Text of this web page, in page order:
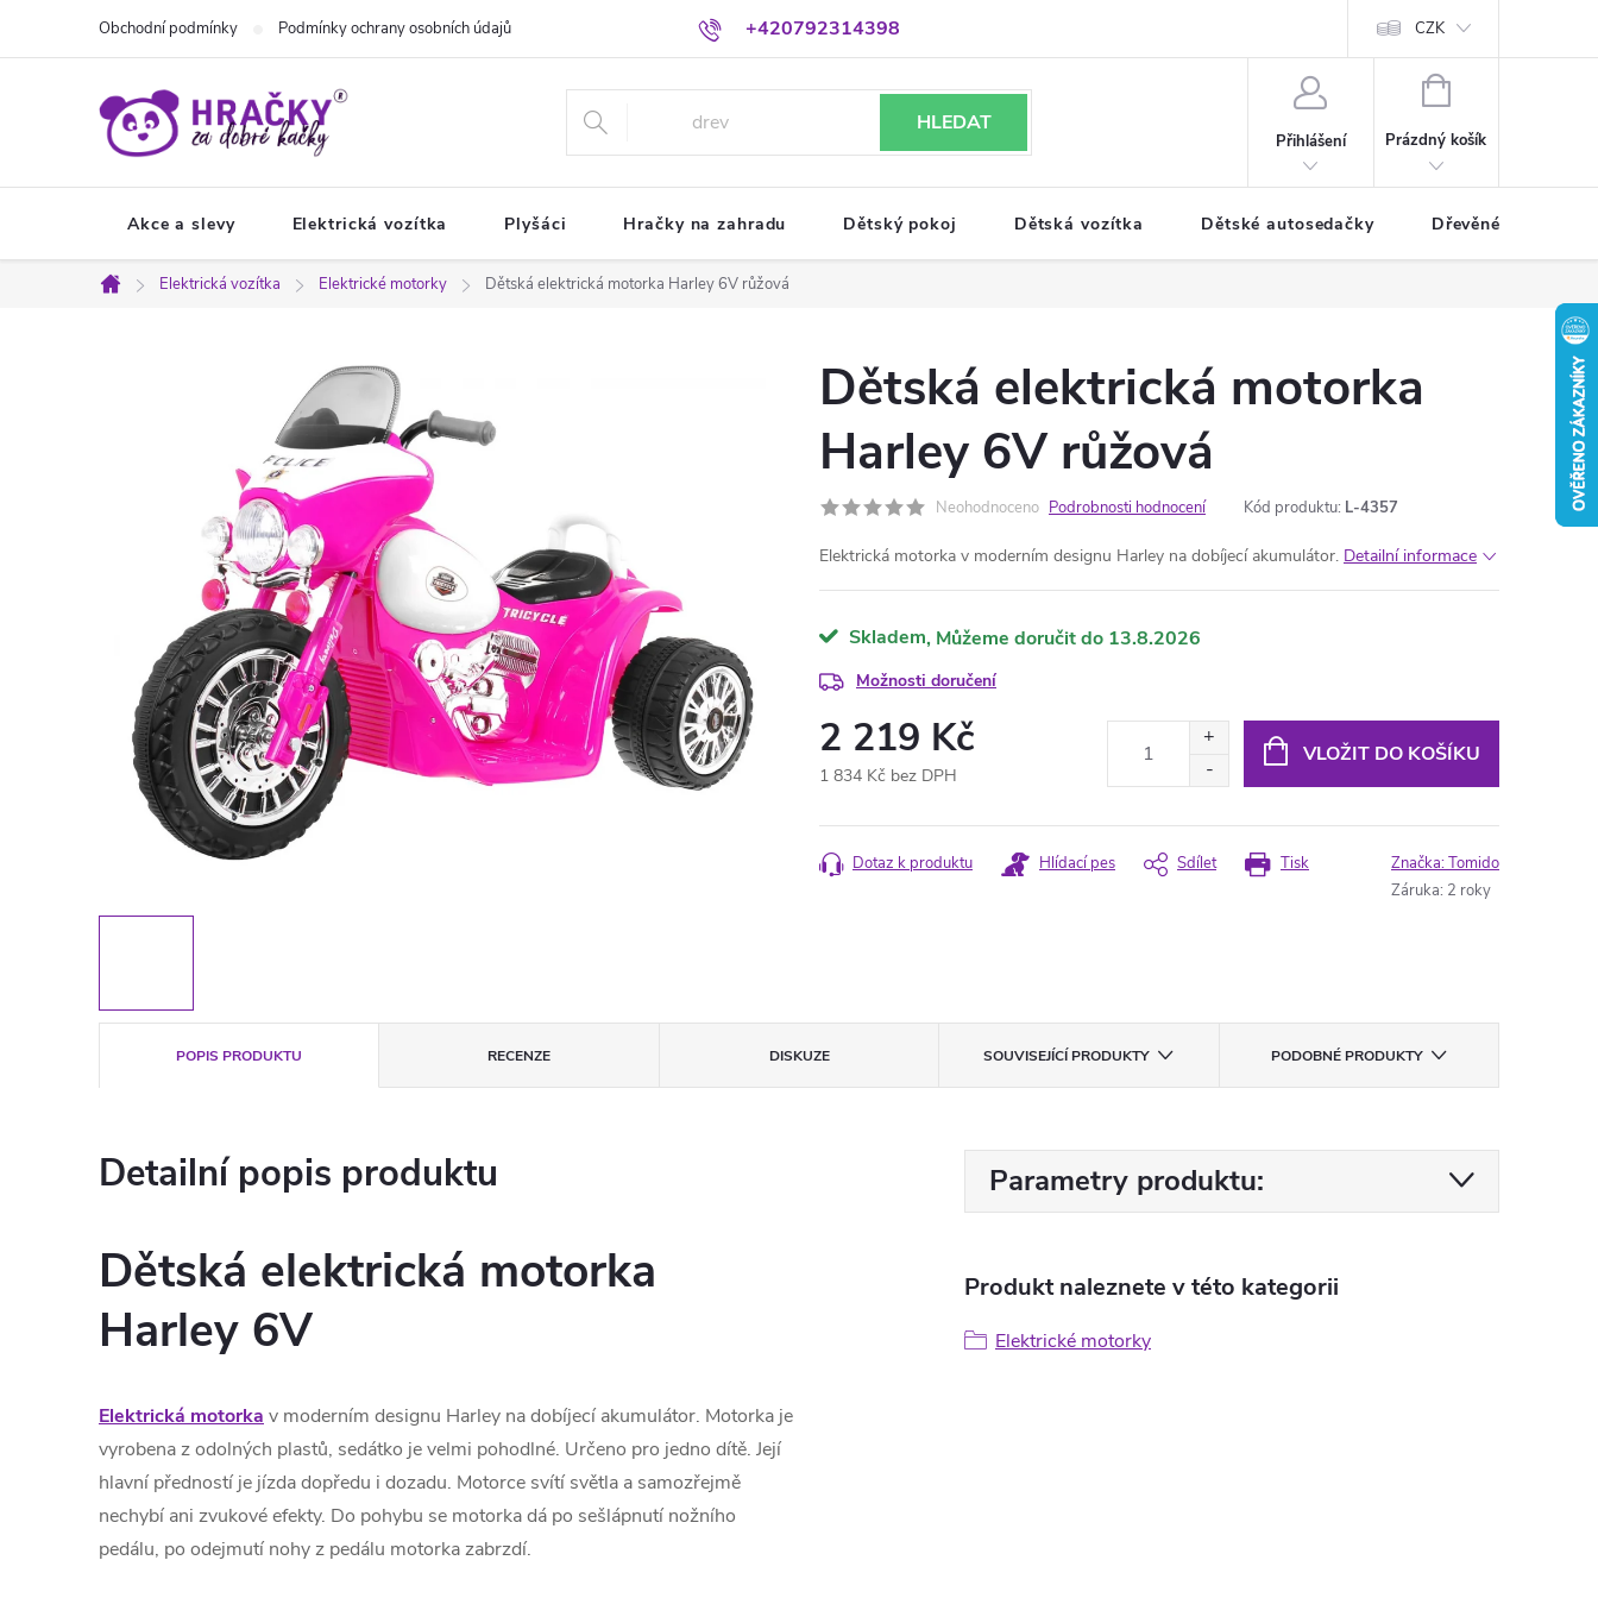
+420792314398
Obchodní podmínky Podmínky ochrany osobních údajů CZK
HLEDAT
Přihlášení
NÁKUPNÍ
Prázdný košík
Akce a slevy Elektrická vozítka Plyšáci Hračky na zahradu Dětský pokoj Dětská vozítka Dětské autosedačky Dřevěné hračky
Domů
Elektrická vozítka Elektrické motorky Dětská elektrická motorka Harley 6V růžová
Dětská elektrická motorka
Harley 6V růžová
Neohodnoceno Podrobnosti hodnocení Kód produktu: L-4357
Elektrická motorka v moderním designu Harley na dobíjecí akumulátor. Detailní informace
Skladem 13.8.2026
Možnosti doručení
2 219 Kč
1 834 Kč bez DPH
cena:
VLOŽIT DO KOŠÍKU
Tisk
Dotaz k produktu Hlídací pes Sdílet Značka:Tomido
Záruka: 2 roky
POPIS PRODUKTU RECENZE DISKUZE SOUVISEJÍCÍ PRODUKTY PODOBNÉ PRODUKTY
Detailní popis produktu
Dětská elektrická motorka
Harley 6V
Elektrická motorka v moderním designu Harley na dobíjecí akumulátor. Motorka je
vyrobena z odolných plastů, sedátko je velmi pohodlné. Určeno pro jedno dítě. Její
hlavní předností je jízda dopředu i dozadu. Motorce svítí světla a samozřejmě
nechybí ani zvukové efekty. Do pohybu se motorka dá po sešlápnutí nožního
pedálu, po odejmutí nohy z pedálu motorka zabrzdí.
Parametry produktu:
Produkt naleznete v této kategorii
Elektrické motorky